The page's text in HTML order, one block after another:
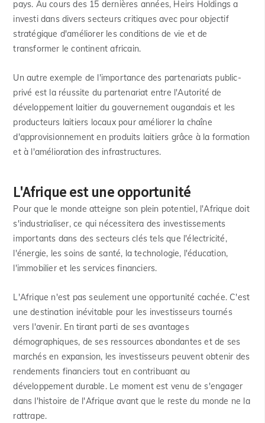
pays. Au cours des 15 dernières années, Heirs Holdings a
investi dans divers secteurs critiques avec pour objectif
stratégique d'améliorer les conditions de vie et de
transformer le continent africain.
Un autre exemple de l'importance des partenariats public-
privé est la réussite du partenariat entre l'Autorité de
développement laitier du gouvernement ougandais et les
producteurs laitiers locaux pour améliorer la chaîne
d'approvisionnement en produits laitiers grâce à la formation
et à l'amélioration des infrastructures.
L'Afrique est une opportunité
Pour que le monde atteigne son plein potentiel, l'Afrique doit
s'industrialiser, ce qui nécessitera des investissements
importants dans des secteurs clés tels que l'électricité,
l'énergie, les soins de santé, la technologie, l'éducation,
l'immobilier et les services financiers.
L'Afrique n'est pas seulement une opportunité cachée. C'est
une destination inévitable pour les investisseurs tournés
vers l'avenir. En tirant parti de ses avantages
démographiques, de ses ressources abondantes et de ses
marchés en expansion, les investisseurs peuvent obtenir des
rendements financiers tout en contribuant au
développement durable. Le moment est venu de s'engager
dans l'histoire de l'Afrique avant que le reste du monde ne la
rattrape.